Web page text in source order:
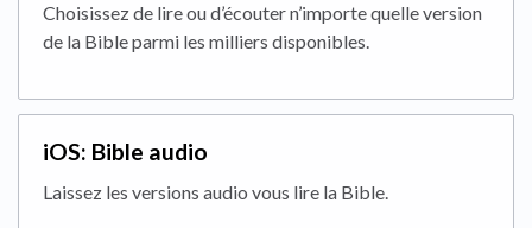
Choisissez de lire ou d’écouter n’importe quelle version
de la Bible parmi les milliers disponibles.
iOS: Bible audio
Laissez les versions audio vous lire la Bible.